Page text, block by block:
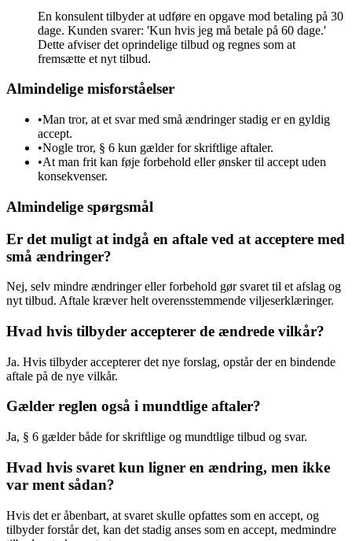
En konsulent tilbyder at udføre en opgave mod betaling på 30
dage. Kunden svarer: 'Kun hvis jeg må betale på 60 dage.'
Dette afviser det oprindelige tilbud og regnes som at
fremsætte et nyt tilbud.
Almindelige misforståelser
•Man tror, at et svar med små ændringer stadig er en gyldig
accept.
•Nogle tror, § 6 kun gælder for skriftlige aftaler.
•At man frit kan føje forbehold eller ønsker til accept uden
konsekvenser.
Almindelige spørgsmål
Er det muligt at indgå en aftale ved at acceptere med
små ændringer?
Nej, selv mindre ændringer eller forbehold gør svaret til et afslag og
nyt tilbud. Aftale kræver helt overensstemmende viljeserklæringer.
Hvad hvis tilbyder accepterer de ændrede vilkår?
Ja. Hvis tilbyder accepterer det nye forslag, opstår der en bindende
aftale på de nye vilkår.
Gælder reglen også i mundtlige aftaler?
Ja, § 6 gælder både for skriftlige og mundtlige tilbud og svar.
Hvad hvis svaret kun ligner en ændring, men ikke
var ment sådan?
Hvis det er åbenbart, at svaret skulle opfattes som en accept, og
tilbyder forstår det, kan det stadig anses som en accept, medmindre